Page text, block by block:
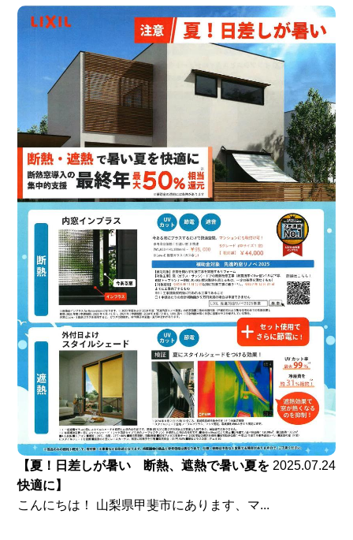
【夏！日差しが暑い 断熱、遮熱で暑い夏を
快適に】
2025.07.24
こんにちは！ 山梨県甲斐市にあります、マ...